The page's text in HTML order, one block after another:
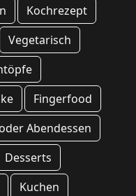
Kochrezept
Vegetarisch
Fingerfood
Abendessen
Desserts
Kuchen